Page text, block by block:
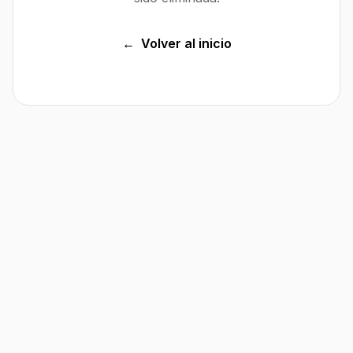
← Volver al inicio